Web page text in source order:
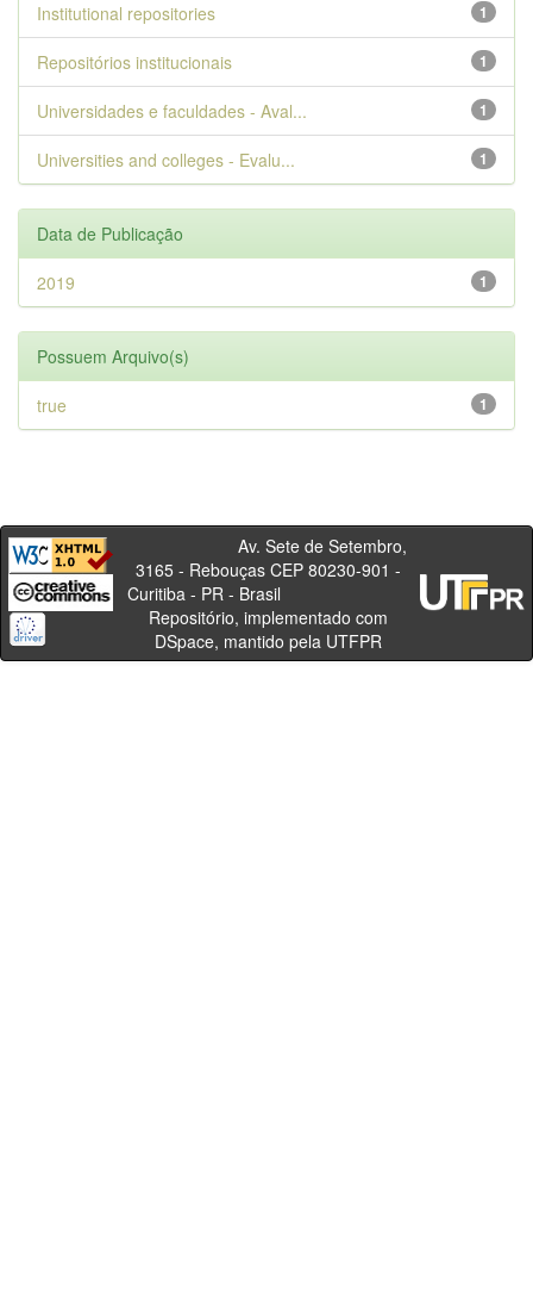
1
Institutional repositories
1
Repositórios institucionais
1
Universidades e faculdades - Aval...
1
Universities and colleges - Evalu...
Data de Publicação
1
2019
Possuem Arquivo(s)
1
true
Av. Sete de Setembro,
3165 - Rebouças CEP 80230-901 -
Curitiba - PR - Brasil
Repositório, implementado com
DSpace, mantido pela UTFPR